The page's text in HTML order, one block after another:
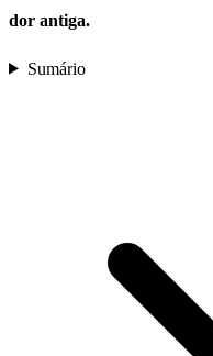
dor antiga.
Sumário